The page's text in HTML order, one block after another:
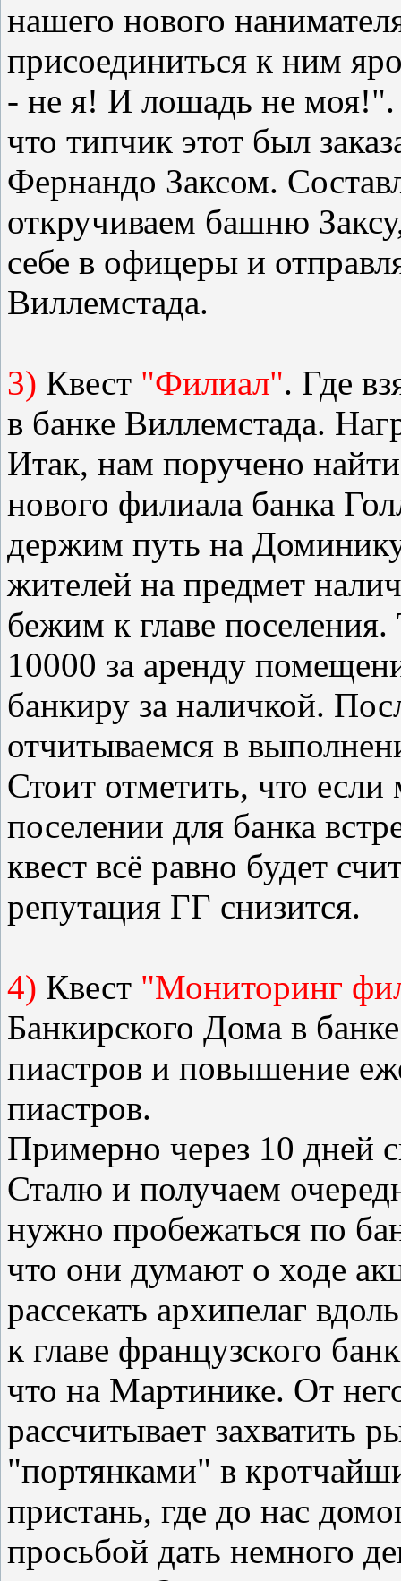
нашего нового
присоединиться к ним
- не я! И лошадь не моя!".
что типчик этот был
Фернандо Заксом.
откручиваем башню
себе в офицеры и
Виллемстада.
3) Квест "Филиал". Где
в банке Виллемстада.
Итак, нам поручено
нового филиала банка
держим путь на
жителей на предмет
бежим к главе
10000 за аренду
банкиру за наличкой.
отчитываемся в
Стоит отметить, что
поселении для банка
квест всё равно будет
репутация ГГ снизится.
4) Квест "Мониторинг
Банкирского Дома в
пиастров и повышение
пиастров.
Примерно через 10 дней
Сталю и получаем
нужно пробежаться по
что они думают о ходе
рассекать архипелаг
к главе французского
что на Мартинике. От
рассчитывает захватить
"портянками" в
пристань, где до нас
просьбой дать немного